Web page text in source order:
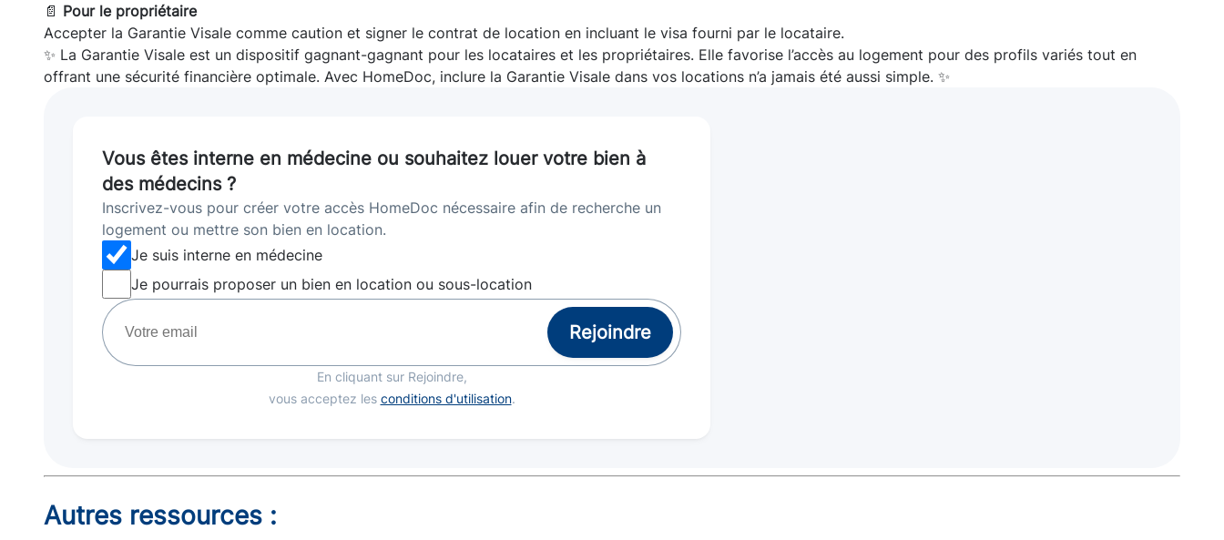
📄 Pour le propriétaire
Accepter la Garantie Visale comme caution et signer le contrat de location en incluant le visa fourni par le locataire.
✨ La Garantie Visale est un dispositif gagnant-gagnant pour les locataires et les propriétaires. Elle favorise l’accès au logement pour des profils variés tout en
offrant une sécurité financière optimale. Avec HomeDoc, inclure la Garantie Visale dans vos locations n’a jamais été aussi simple. ✨
Vous êtes interne en médecine ou souhaitez louer votre bien à
des médecins ?
Inscrivez-vous pour créer votre accès HomeDoc nécessaire afin de recherche un
logement ou mettre son bien en location.
Je suis interne en médecine
Je pourrais proposer un bien en location ou sous-location
Rejoindre
En cliquant sur Rejoindre,
vous acceptez les conditions d'utilisation.
Autres ressources :